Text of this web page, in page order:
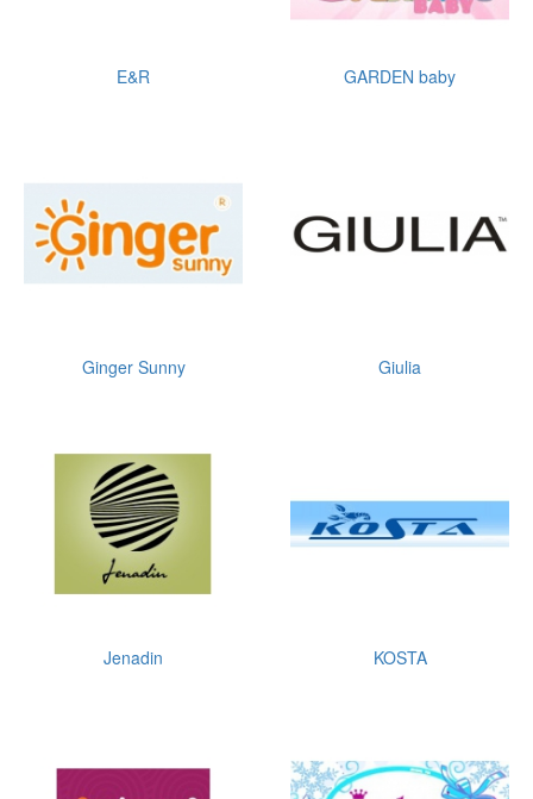
E&R GARDEN baby
Ginger Sunny Giulia
Jenadin KOSTA